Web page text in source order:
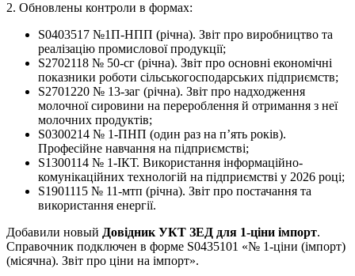
2. Обновлены контроли в формах:
S0403517 №1П-НПП (річна). Звіт про виробництво та
реалізацію промислової продукції;
S2702118 № 50-сг (річна). Звіт про основні економічні
показники роботи сільськогосподарських підприємств;
S2701220 № 13-заг (річна). Звіт про надходження
молочної сировини на перероблення й отримання з неї
молочних продуктів;
S0300214 № 1-ПНП (один раз на п’ять років).
Професійне навчання на підприємстві;
S1300114 № 1-ІКТ. Використання інформаційно-
комунікаційних технологій на підприємстві у 2026 році;
S1901115 № 11-мтп (річна). Звіт про постачання та
використання енергії.
Добавили новый Довідник УКТ ЗЕД для 1-ціни імпорт.
Справочник подключен в форме S0435101 «№ 1-ціни (імпорт)
(місячна). Звіт про ціни на імпорт».